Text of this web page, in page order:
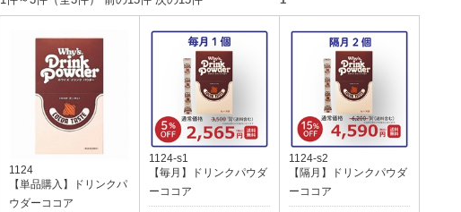
1124
【単品購入】ドリンクパ
ウダーココア
1124-s1
【毎月】ドリンクパウダ
ーココア
1124-s2
【隔月】ドリンクパウダ
ーココア